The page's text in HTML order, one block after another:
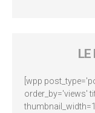
LE
[wpp
order_by='views'